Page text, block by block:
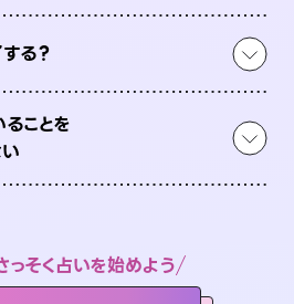
る？
ことを
っそく占いを始めよう